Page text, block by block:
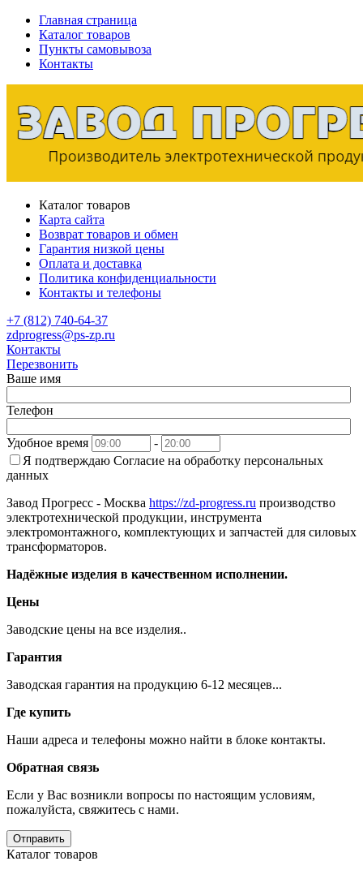
Главная страница
Каталог товаров
Пункты самовывоза
Контакты
Каталог товаров
Карта сайта
Возврат товаров и обмен
Гарантия низкой цены
Оплата и доставка
Политика конфиденциальности
Контакты и телефоны
+7 (812) 740-64-37
zdprogress@ps-zp.ru
Контакты
Перезвонить
Ваше имя
Телефон
Удобное время
-
Я подтверждаю Согласие на обработку персональных
данных
Завод Прогресс - Москва https://zd-progress.ru производство
электротехнической продукции, инструмента
электромонтажного, комплектующих и запчастей для силовых
трансформаторов.
Надёжные изделия в качественном исполнении.
Цены
Заводские цены на все изделия..
Гарантия
Заводская гарантия на продукцию 6-12 месяцев...
Где купить
Наши адреса и телефоны можно найти в блоке контакты.
Обратная связь
Если у Вас возникли вопросы по настоящим условиям,
пожалуйста, свяжитесь с нами.
Отправить
Каталог товаров